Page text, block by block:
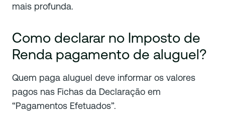
mais profunda.
Como declarar no Imposto de
Renda pagamento de aluguel?
Quem paga aluguel deve informar os valores
pagos nas Fichas da Declaração em
“Pagamentos Efetuados”.